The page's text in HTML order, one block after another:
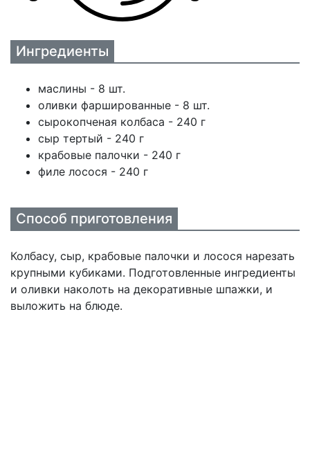
Ингредиенты
маслины - 8 шт.
оливки фаршированные - 8 шт.
сырокопченая колбаса - 240 г
сыр тертый - 240 г
крабовые палочки - 240 г
филе лосося - 240 г
Способ приготовления
Колбасу, сыр, крабовые палочки и лосося нарезать
крупными кубиками. Подготовленные ингредиенты
и оливки наколоть на декоративные шпажки, и
выложить на блюде.